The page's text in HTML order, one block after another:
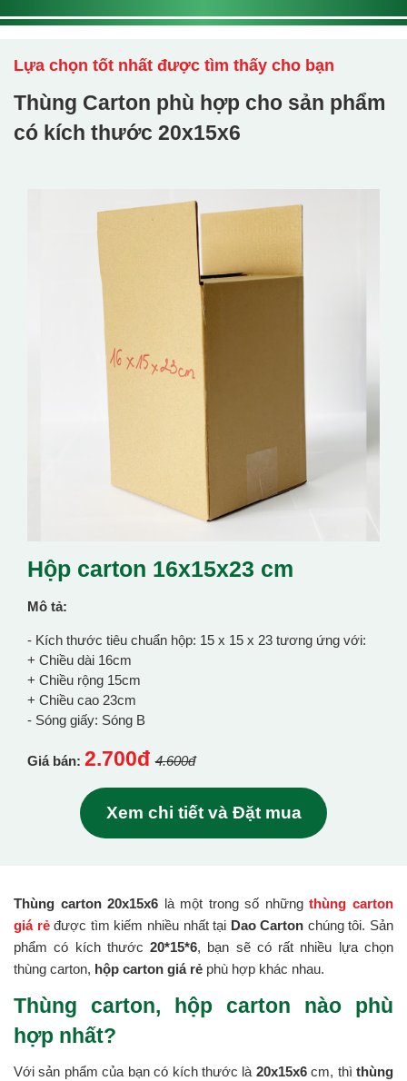
Lựa chọn tốt nhất được tìm thấy cho bạn
Thùng Carton phù hợp cho sản phẩm
có kích thước 20x15x6
Hộp carton 16x15x23 cm
Mô tả:
- Kích thước tiêu chuẩn hộp: 15 x 15 x 23 tương ứng với:
+ Chiều dài 16cm
+ Chiều rộng 15cm
+ Chiều cao 23cm
- Sóng giấy: Sóng B
Giá bán: 2.700đ 4.600đ
Xem chi tiết và Đặt mua
Thùng carton 20x15x6 là một trong số nhữngthùng carton
giá rẻđược tìm kiếm nhiều nhất tại Dao Carton chúng tôi. Sản
phẩm có kích thước20*15*6, bạn sẽ có rất nhiều lựa chọn
thùng carton, hộp carton giá rẻ phù hợp khác nhau.
Thùng carton, hộp carton nào phù
hợp nhất?
Với sản phẩm của bạn có kích thước là 20x15x6cm, thìthùng